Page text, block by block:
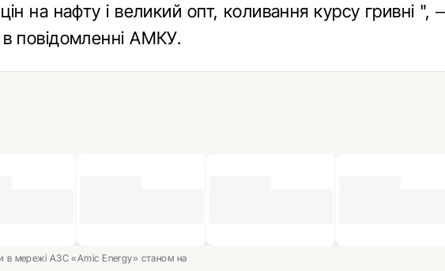
на нафту і великий опт, коливання курсу гривні ", –
повідомленні АМКУ.
в мережі АЗС «Amic Energy» станом на